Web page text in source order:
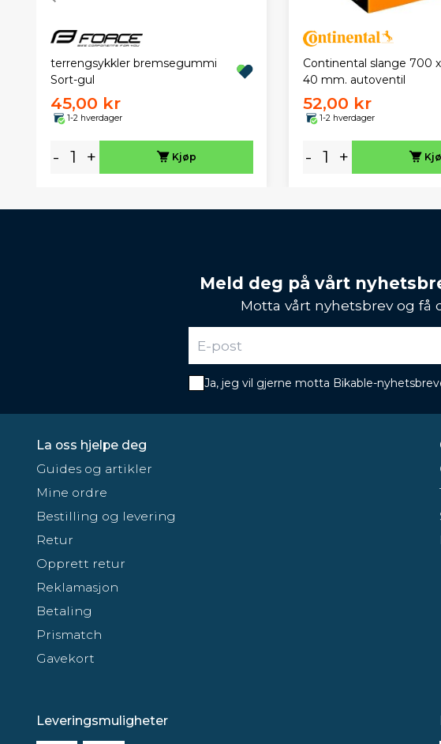
terrengsykkler bremsegummi
Sort-gul
45,00 kr
1-2 hverdager
- + Kjøp
Continental slange 700
40 mm. autoventil
52,00 kr
1-2 hverdager
- +
Meld deg på vårt
Motta vårt nyhetsbrev og få
Ja, jeg vil gjerne motta Bikable-
La oss hjelpe deg
Guides og artikler
Mine ordre
Bestilling og levering
Retur
Opprett retur
Reklamasjon
Betaling
Prismatch
Gavekort
Leveringsmuligheter